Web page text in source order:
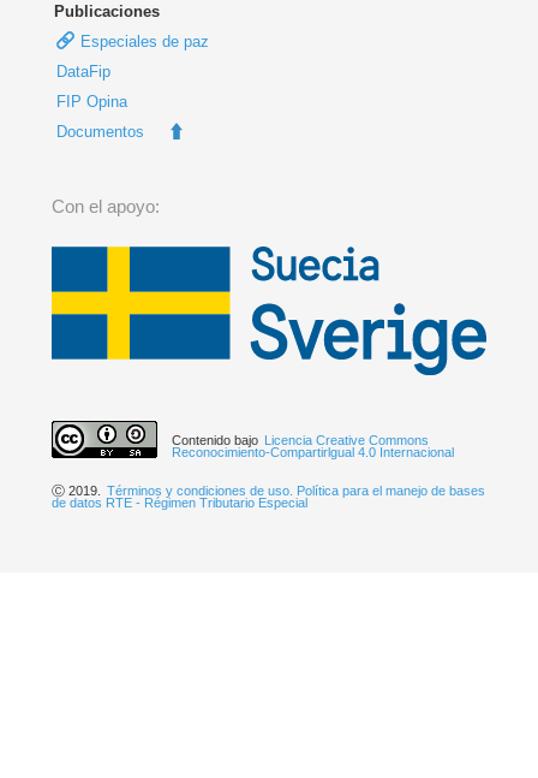
Publicaciones
Especiales de paz
DataFip
FIP Opina
Documentos
Con el apoyo:
Contenido bajo Licencia Creative Commons
Reconocimiento-Compartirlgual 4.0 Internacional
Ⓒ 2019.
Términos y condiciones de uso. Política para el manejo de bases
de datos RTE - Régimen Tributario Especial